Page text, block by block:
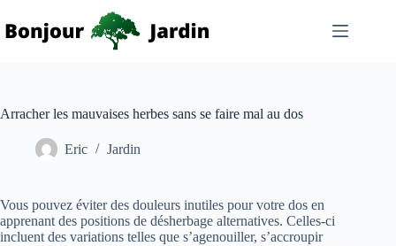
au
contenu
Arracher les mauvaises herbes sans se faire mal au dos
Eric Jardin
Vous pouvez éviter des douleurs inutiles pour votre dos en
apprenant des positions de désherbage alternatives. Celles-ci
incluent des variations telles que s’agenouiller, s’accroupir